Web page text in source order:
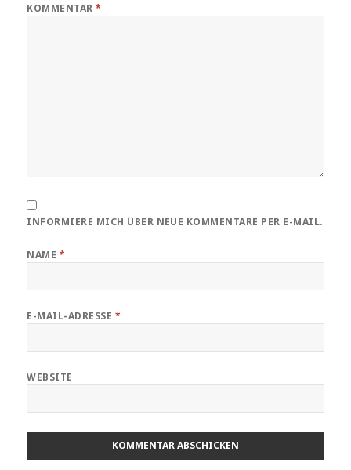
KOMMENTAR*
INFORMIERE MICH ÜBER NEUE KOMMENTARE PER E-MAIL.
NAME *
E-MAIL-ADRESSE *
WEBSITE